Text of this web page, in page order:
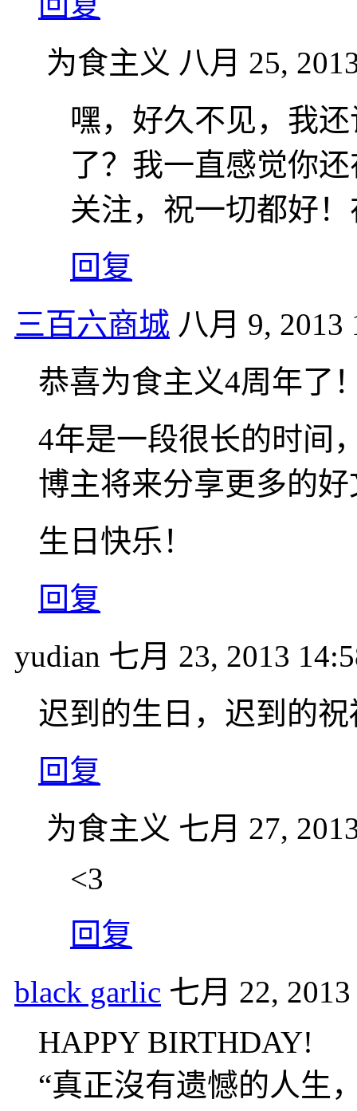
为食主义 八月 25,
嘿，好久不见，我
了？我一直感觉你
关注，祝一切都好
回复
三百六商城 八月 9, 2013
恭喜为食主义4周年了
4年是一段很长的时间
博主将来分享更多的
生日快乐！
回复
yudian 七月 23, 2013
迟到的生日，迟到的
回复
为食主义 七月 27,
<3
回复
black garlic 七月 22,
HAPPY BIRTHDAY!
“真正沒有遗憾的人生